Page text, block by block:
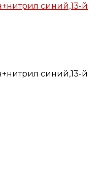
синий,13-й
синий,13-й